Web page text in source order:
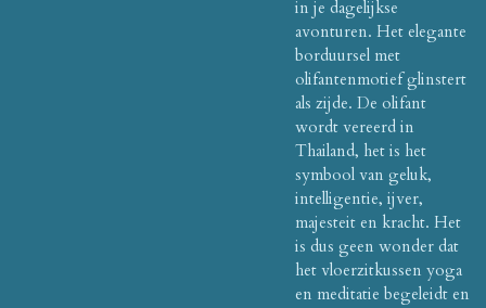
in je dagelijkse
avonturen. Het elegante
borduursel met
olifantenmotief glinstert
als zijde. De olifant
wordt vereerd in
Thailand, het is het
symbool van geluk,
intelligentie, ijver,
majesteit en kracht. Het
is dus geen wonder dat
het vloerzitkussen yoga
en meditatie begeleidt en